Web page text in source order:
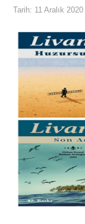
GENEL
TARIH
ASTROLOJI
TATIL
BIYOLOJI
TÜRKÇE
REHBERLIK
Tarih: 11 Aralık 2020